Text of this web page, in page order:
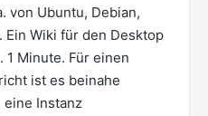
von Ubuntu, Debian,
Ein Wiki für den Desktop
Minute. Für einen
ist es beinahe
Instanz